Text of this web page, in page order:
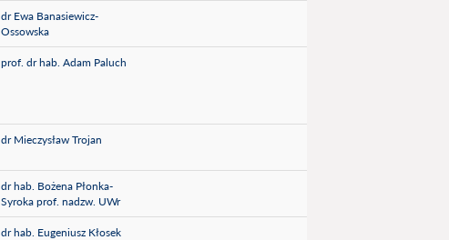
dr Ewa Banasiewicz-
Ossowska
prof. dr hab. Adam Paluch
dr Mieczysław Trojan
dr hab. Bożena Płonka-
Syroka prof. nadzw. UWr
dr hab. Eugeniusz Kłosek